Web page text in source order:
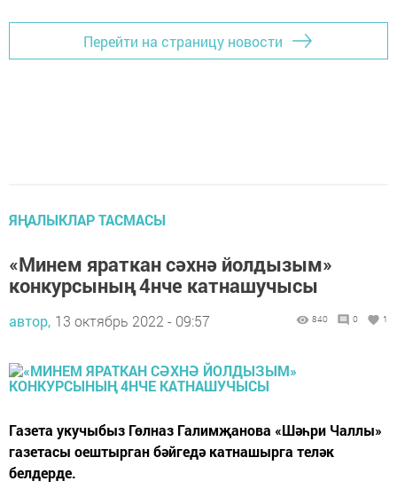
Перейти на страницу новости
ЯҢАЛЫКЛАР ТАСМАСЫ
«Минем яраткан сәхнә йолдызым»
конкурсының 4нче катнашучысы
автор, 13 октябрь 2022 - 09:57 840 0 1
Газета укучыбыз Гөлназ Галимҗанова «Шәһри Чаллы»
газетасы оештырган бәйгедә катнашырга теләк
белдерде.